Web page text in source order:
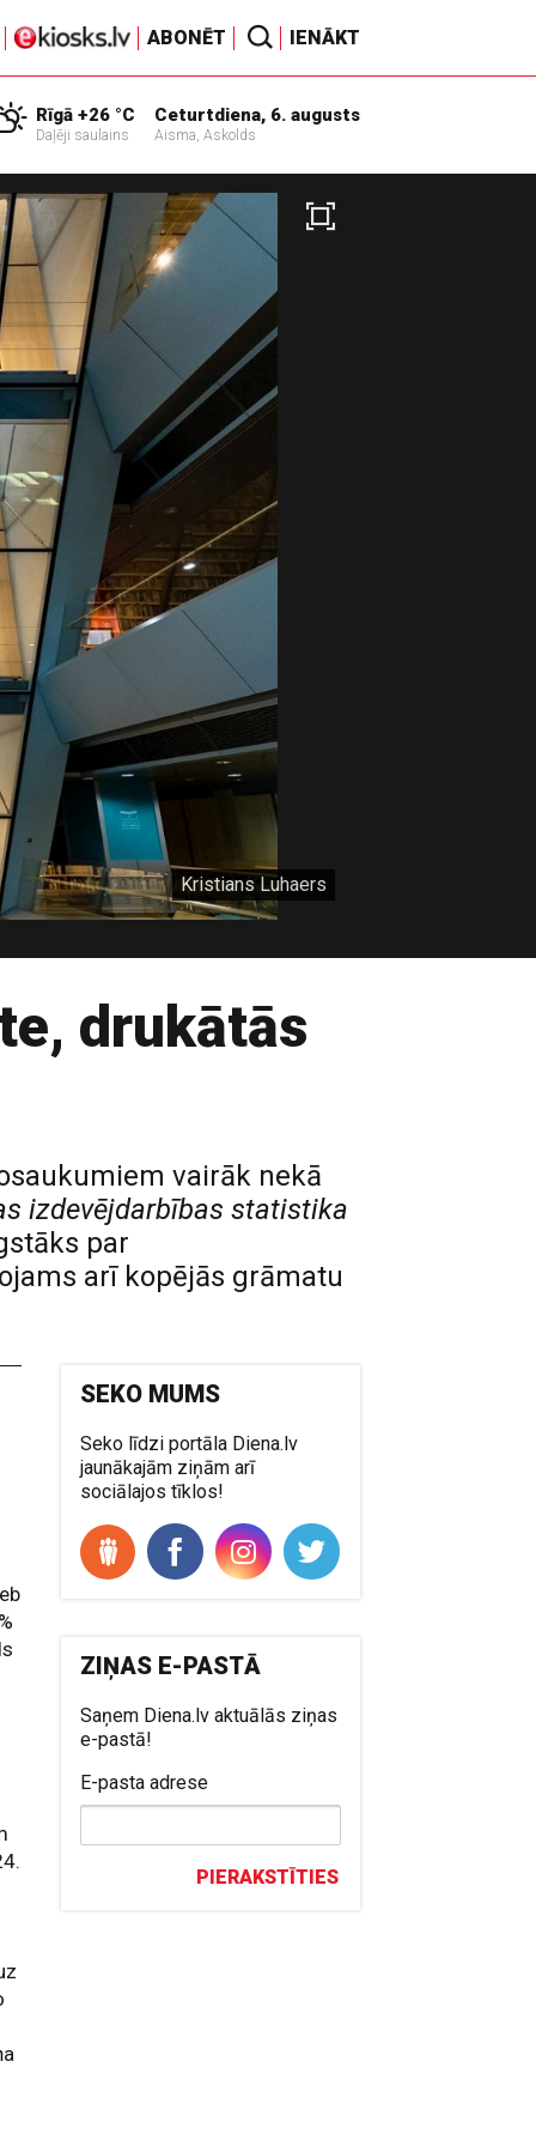
ABONĒT IENĀKT
Rīgā +26 °C
Daļēji saulains
Ceturtdiena, 6. augusts
Aisma, Askolds
Kristians Luhaers
drukātās
vairāk nekā
izdevējdarbības statistika
par
arī kopējās grāmatu
SEKO MUMS
Seko līdzi portāla Diena.lv
jaunākajām ziņām arī
sociālajos tīklos!
ZIŅAS E-PASTĀ
Saņem Diena.lv aktuālās ziņas
e-pastā!
E-pasta adrese
PIERAKSTĪTIES